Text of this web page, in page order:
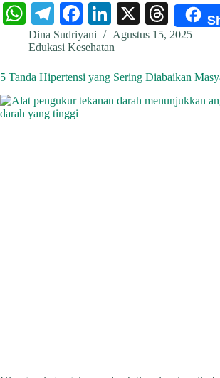
W
ha
ts
A
pp
Te
le
gr
a
m
Fa
ce
bo
ok
Li
nk
ed
In
X
T
hr
ds
Dina Sudriyani
Agustus 15, 2025
Edukasi Kesehatan
5 Tanda Hipertensi yang Sering Diabaikan